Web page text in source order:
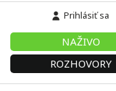
Prihlásiť sa
NAŽIVO
ROZHOVORY